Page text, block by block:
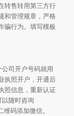
转售转用第三方行
和管理规章，严格
骗行为。填写模板
司开户号码就用
执照开户，开通后
照信息，重新认证
随时咨询
码添加微信。